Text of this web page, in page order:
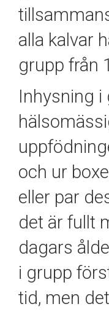
alla kalvar
grupp från
Inhysning
och ur
eller par
det är fullt
dagars
i grupp
tid, men